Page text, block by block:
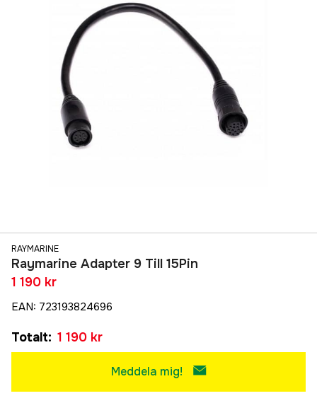
RAYMARINE
Raymarine Adapter 9 Till 15Pin
1 190 kr
EAN: 723193824696
Totalt: 1 190 kr
Meddela mig!